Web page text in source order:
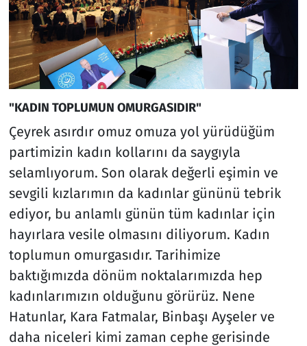
"KADIN TOPLUMUN OMURGASIDIR"
Çeyrek asırdır omuz omuza yol yürüdüğüm
partimizin kadın kollarını da saygıyla
selamlıyorum. Son olarak değerli eşimin ve
sevgili kızlarımın da kadınlar gününü tebrik
ediyor, bu anlamlı günün tüm kadınlar için
hayırlara vesile olmasını diliyorum. Kadın
toplumun omurgasıdır. Tarihimize
baktığımızda dönüm noktalarımızda hep
kadınlarımızın olduğunu görürüz. Nene
Hatunlar, Kara Fatmalar, Binbaşı Ayşeler ve
daha niceleri kimi zaman cephe gerisinde